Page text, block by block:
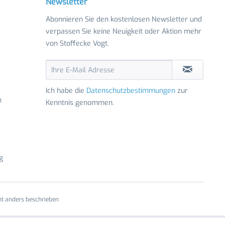
Abonnieren Sie den kostenlosen Newsletter und
verpassen Sie keine Neuigkeit oder Aktion mehr
von Stoffecke Vogt.
Ich habe die Datenschutzbestimmungen zur
Kenntnis genommen.
anders beschrieben